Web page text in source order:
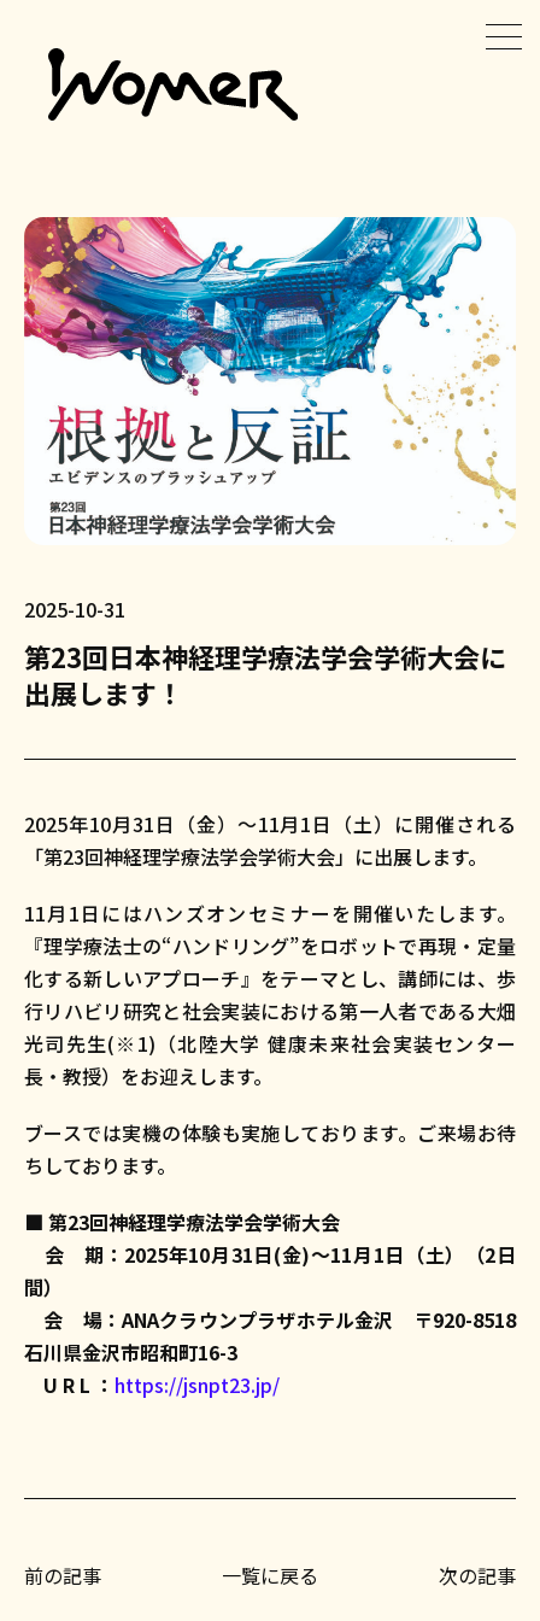
2025-10-31
第23回日本神経理学療法学会学術大会に
出展します！
2025年10月31日（金）〜11月1日（土）に開催される
「第23回神経理学療法学会学術大会」に出展します。
11月1日にはハンズオンセミナーを開催いたします。
『理学療法士の“ハンドリング”をロボットで再現・定量
化する新しいアプローチ』をテーマとし、講師には、歩
行リハビリ研究と社会実装における第一人者である大畑
光司先生(※1)（北陸大学 健康未来社会実装センター
長・教授）をお迎えします。
ブースでは実機の体験も実施しております。ご来場お待
ちしております。
■ 第23回神経理学療法学会学術大会
会 期：2025年10月31日(金)〜11月1日（土）（2日
間）
会 場：ANAクラウンプラザホテル金沢 〒920-8518
石川県金沢市昭和町16-3
U R L ： https://jsnpt23.jp/
前の記事 一覧に戻る 次の記事